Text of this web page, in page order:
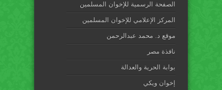
الصفحة الرسمية للإخوان المسلمين
المركز الإعلامي للإخوان المسلمين
موقع د. محمد عبدالرحمن
نافذة مصر
بوابة الحرية والعدالة
إخوان ويكي